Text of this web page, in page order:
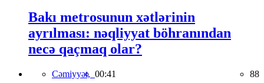
Bakı metrosunun xətlərinin
ayrılması: nəqliyyat böhranından
necə qaçmaq olar?
Cəmiyyət, 00:41 88